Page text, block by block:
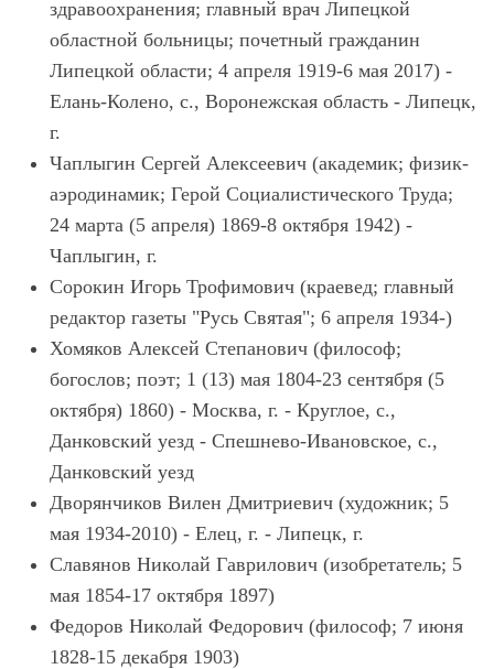
здравоохранения; главный врач Липецкой
областной больницы; почетный гражданин
Липецкой области; 4 апреля 1919-6 мая 2017) -
Елань-Колено, с., Воронежская область - Липецк,
г.
Чаплыгин Сергей Алексеевич (академик; физик-
аэродинамик; Герой Социалистического Труда;
24 марта (5 апреля) 1869-8 октября 1942) -
Чаплыгин, г.
Сорокин Игорь Трофимович (краевед; главный
редактор газеты "Русь Святая"; 6 апреля 1934-)
Хомяков Алексей Степанович (философ;
богослов; поэт; 1 (13) мая 1804-23 сентября (5
октября) 1860) - Москва, г. - Круглое, с.,
Данковский уезд - Спешнево-Ивановское, с.,
Данковский уезд
Дворянчиков Вилен Дмитриевич (художник; 5
мая 1934-2010) - Елец, г. - Липецк, г.
Славянов Николай Гаврилович (изобретатель; 5
мая 1854-17 октября 1897)
Федоров Николай Федорович (философ; 7 июня
1828-15 декабря 1903)